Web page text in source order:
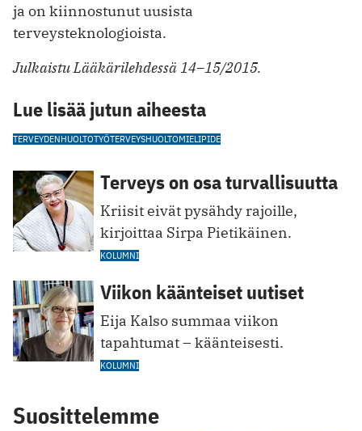
ja on kiinnostunut uusista
terveysteknologioista.
Julkaistu Lääkärilehdessä 14–15/2015.
Lue lisää jutun aiheesta
TERVEYDENHUOLTOTYÖTERVEYSHUOLTOMIELIPIDE
Terveys on osa turvallisuutta
Kriisit eivät pysähdy rajoille,
kirjoittaa Sirpa Pietikäinen.
KOLUMNI
Viikon käänteiset uutiset
Eija Kalso summaa viikon
tapahtumat – käänteisesti.
KOLUMNI
Suosittelemme